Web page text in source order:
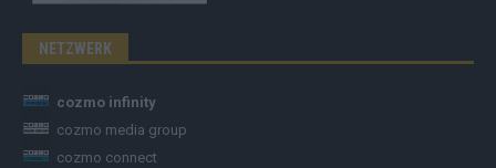
NETZWERK
cozmo infinity
cozmo media group
cozmo connect